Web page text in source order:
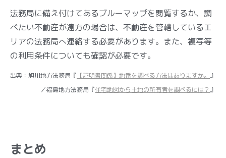
法務局に備え付けてあるブルーマップを閲覧するか、調
べたい不動産が遠方の場合は、不動産を管轄しているエ
リアの法務局へ連絡する必要があります。また、複写等
の利用条件についても確認が必要です。
出典：旭川地方法務局『 【証明書関係】地番を調べる方法はありますか。 』
／福島地方法務局『住宅地図から土地の所有者を調べるには？ 』
まとめ